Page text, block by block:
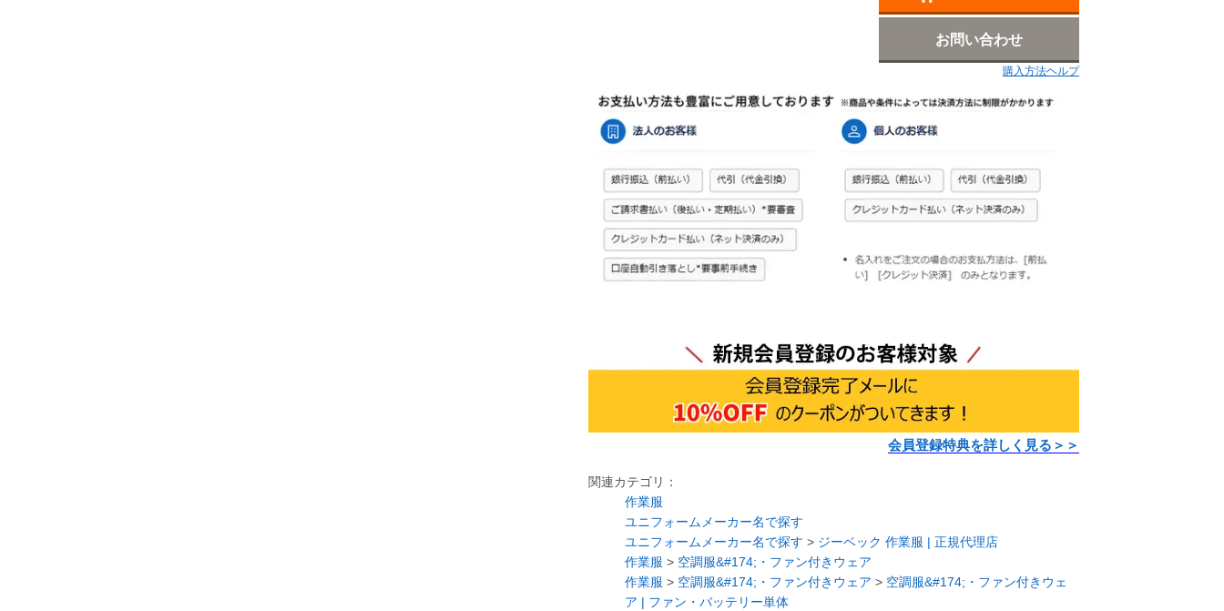
お問い合わせ
購入方法ヘルプ
会員登録特典を詳しく見る＞＞
関連カテゴリ：
作業服
ユニフォームメーカー名で探す
ユニフォームメーカー名で探す > ジーベック 作業服 | 正規代理店
作業服 > 空調服&#174;・ファン付きウェア
作業服 > 空調服&#174;・ファン付きウェア > 空調服&#174;・ファン付きウェ
ア | ファン・バッテリー単体